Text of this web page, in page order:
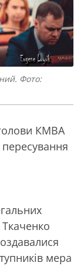
Фото:
КМВА
Ткаченко
мера